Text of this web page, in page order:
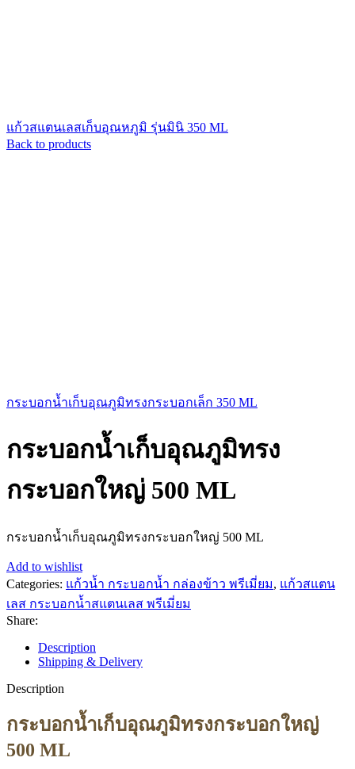
แก้วสแตนเลสเก็บอุณหภูมิ รุ่นมินิ 350 ML
Back to products
กระบอกน้ำเก็บอุณภูมิทรงกระบอกเล็ก 350 ML
กระบอกน้ำเก็บอุณภูมิทรง
กระบอกใหญ่ 500 ML
กระบอกน้ำเก็บอุณภูมิทรงกระบอกใหญ่ 500 ML
Add to wishlist
Categories: แก้วน้ำ กระบอกน้ำ กล่องข้าว พรีเมี่ยม, แก้วสแตน
เลส กระบอกน้ำสแตนเลส พรีเมี่ยม
Share:
Description
Shipping & Delivery
Description
กระบอกน้ำเก็บอุณภูมิทรงกระบอกใหญ่
500 ML